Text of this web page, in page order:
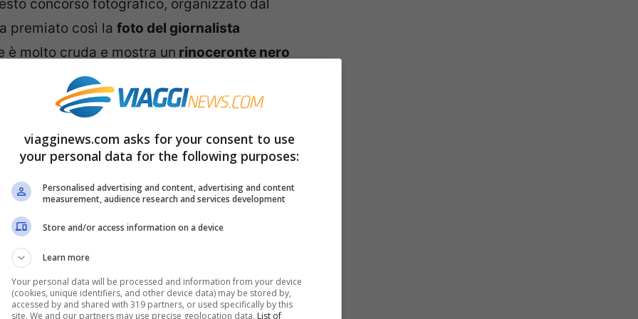
concorso fotografico, organizzato dal
premiato così la foto del giornalista
è molto cruda e mostra un rinoceronte nero
a terra in una riserva naturale del
devastante: il rinoceronte è praticamente
cupo e lascia spazio solo a qualche
dalla brutalità di un atto dell’uomo
. Lo scatto è una denuncia contro il
rinoceronti indiani e africani che ogni
corni. Secondo quanto riporta l’
6680 rinoceronti morti; il WWF, durante
spiegato che un kg di corno ridotto in
viagginews.com asks for your consent to use
your personal data for the following purposes:
Personalised advertising and content, advertising and content
measurement, audience research and services development
Store and/or access information on a device
Learn more
Your personal data will be processed and information from your device
(cookies, unique identifiers, and other device data) may be stored by,
accessed by and shared with 319 partners, or used specifically by this
site. We and our partners may use precise geolocation data. List of